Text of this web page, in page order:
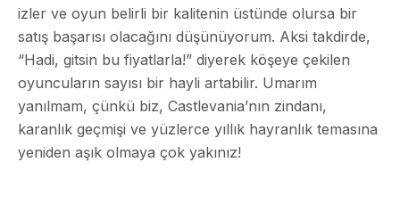
izler ve oyun belirli bir kalitenin üstünde olursa bir
satış başarısı olacağını düşünüyorum. Aksi takdirde,
“Hadi, gitsin bu fiyatlarla!” diyerek köşeye çekilen
oyuncuların sayısı bir hayli artabilir. Umarım
yanılmam, çünkü biz, Castlevania’nın zindanı,
karanlık geçmişi ve yüzlerce yıllık hayranlık temasına
yeniden aşık olmaya çok yakınız!